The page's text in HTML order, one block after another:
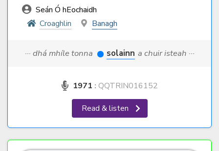
Seán Ó hEochaidh
Croaghlin
Banagh
··· dhá mhíle tonna solainn a chuir isteah ···
1971 : QQTRIN016152
Read & listen